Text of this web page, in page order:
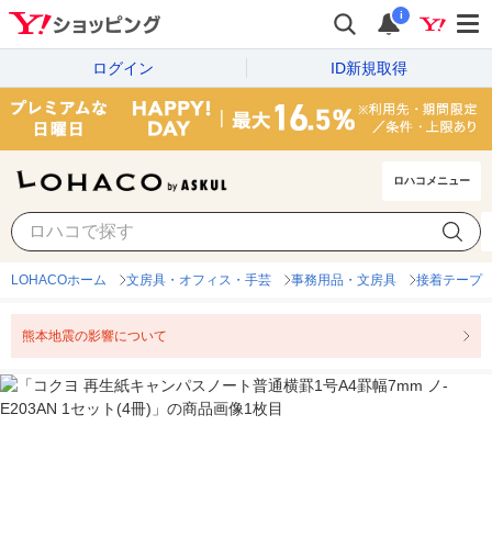
i
ログイン ID新規取得
ロハコメニュー
LOHACOホーム 文房具・オフィス・手芸 事務用品・文房具 接着テープ
熊本地震の影響について